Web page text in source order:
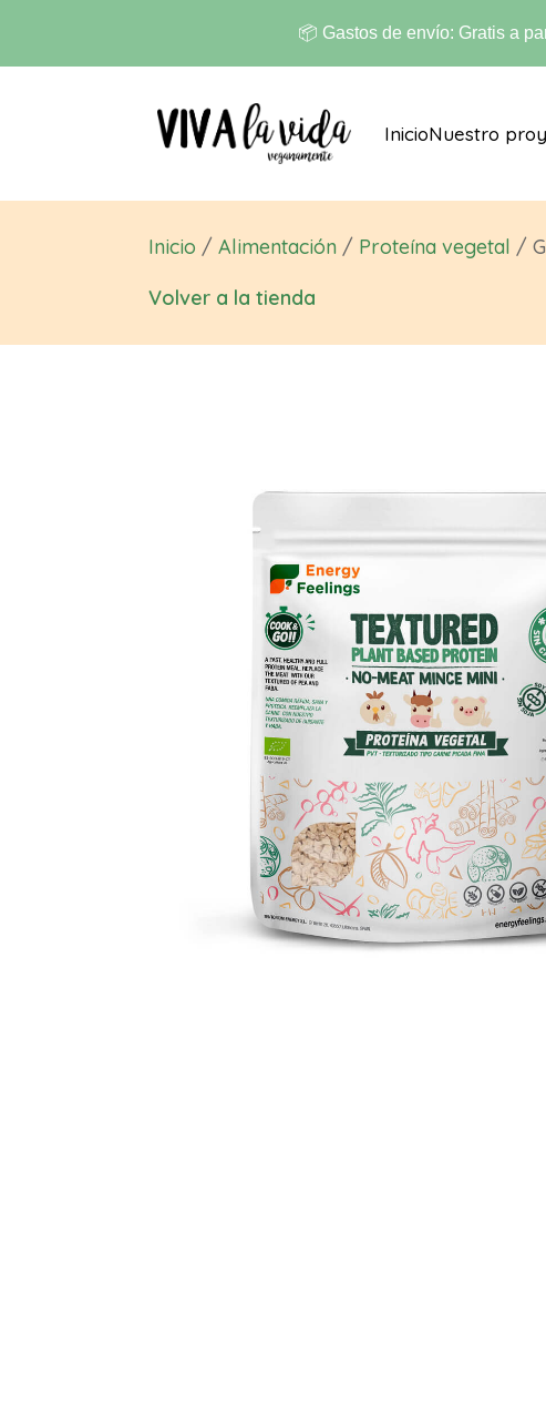
📦 Gastos de envío: Gratis a
InicioNuestro
Inicio /Alimentación / Proteína vegetal /
Volver a la tienda